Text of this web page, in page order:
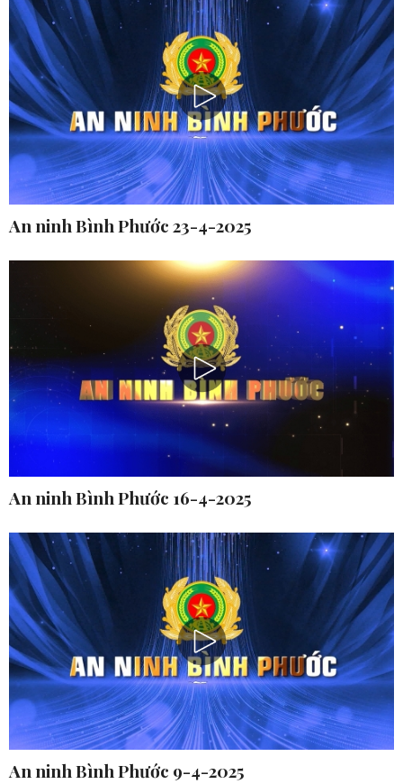
An ninh Bình Phước 23-4-2025
An ninh Bình Phước 16-4-2025
An ninh Bình Phước 9-4-2025